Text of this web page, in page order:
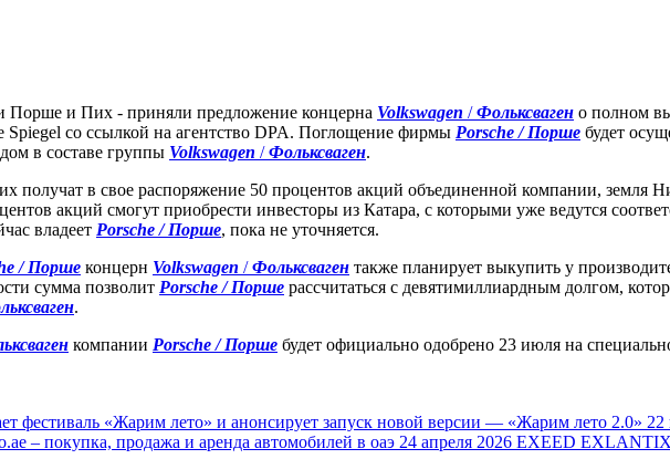
Порше и Пих - приняли предложение концерна Volkswagen /Фольксваген о полном
Spiegel со ссылкой на агентство DPA. Поглощение фирмы Porsche / Порше будет
в составе группы Volkswagen /Фольксваген.
получат в свое распоряжение 50 процентов акций объединенной компании, земля
акций смогут приобрести инвесторы из Катара, с которыми уже ведутся
владеет Porsche / Порше, пока не уточняется.
/ Порше концерн Volkswagen /Фольксваген также планирует выкупить у
сумма позволит Porsche / Порше рассчитаться с девятимиллиардным долгом,
.
компании Porsche / Порше будет официально одобрено 23 июля на
фестиваль «Жарим лето» и анонсирует запуск новой версии — «Жарим лето 2.0» 22
– покупка, продажа и аренда автомобилей в оаэ 24 апреля 2026 EXEED